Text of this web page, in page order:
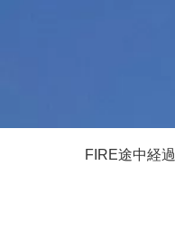
FIRE途中経過